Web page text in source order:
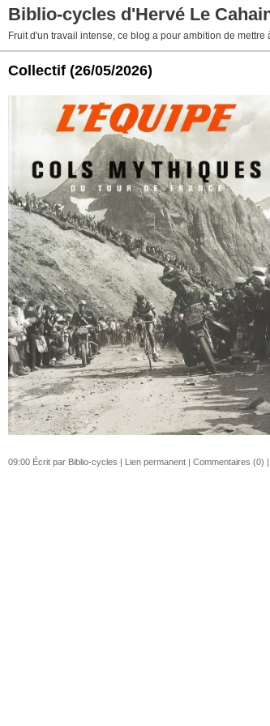
Biblio-cycles d'Hervé Le
Fruit d'un travail intense, ce blog a pour ambition de
Collectif (26/05/2026)
09:00 Écrit par Biblio-cycles | Lien permanent | Commentaires (0) |